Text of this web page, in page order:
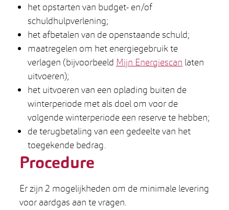
het opstarten van budget- en/of
schuldhulpverlening;
het afbetalen van de openstaande schuld;
maatregelen om het energiegebruik te
verlagen (bijvoorbeeld Mijn Energiescan laten
uitvoeren);
het uitvoeren van een oplading buiten de
winterperiode met als doel om voor de
volgende winterperiode een reserve te hebben;
de terugbetaling van een gedeelte van het
toegekende bedrag.
Procedure
Er zijn 2 mogelijkheden om de minimale levering
voor aardgas aan te vragen.